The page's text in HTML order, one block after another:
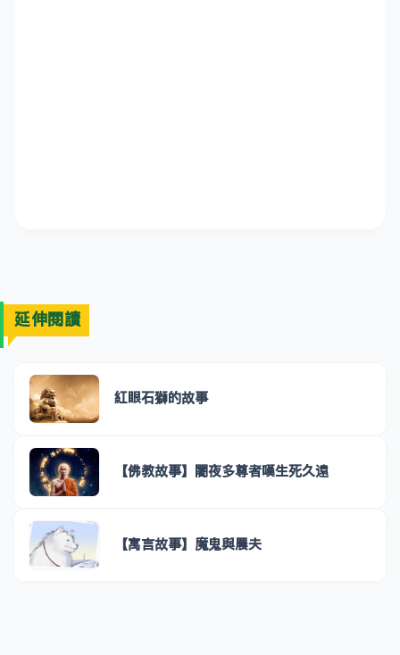
延伸閱讀
紅眼石獅的故事
【佛教故事】闍夜多尊者嘆生死久遠
【寓言故事】魔鬼與農夫